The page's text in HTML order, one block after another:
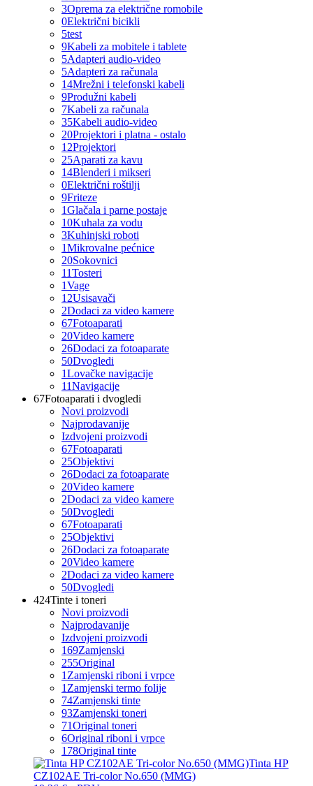
3Oprema za električne romobile
0Električni bicikli
5test
9Kabeli za mobitele i tablete
5Adapteri audio-video
5Adapteri za računala
14Mrežni i telefonski kabeli
9Produžni kabeli
7Kabeli za računala
35Kabeli audio-video
20Projektori i platna - ostalo
12Projektori
25Aparati za kavu
14Blenderi i mikseri
0Električni roštilji
9Friteze
1Glačala i parne postaje
10Kuhala za vodu
3Kuhinjski roboti
1Mikrovalne pećnice
20Sokovnici
11Tosteri
1Vage
12Usisavači
2Dodaci za video kamere
67Fotoaparati
20Video kamere
26Dodaci za fotoaparate
50Dvogledi
1Lovačke navigacije
11Navigacije
67Fotoaparati i dvogledi
Novi proizvodi
Najprodavanije
Izdvojeni proizvodi
67Fotoaparati
25Objektivi
26Dodaci za fotoaparate
20Video kamere
2Dodaci za video kamere
50Dvogledi
67Fotoaparati
25Objektivi
26Dodaci za fotoaparate
20Video kamere
2Dodaci za video kamere
50Dvogledi
424Tinte i toneri
Novi proizvodi
Najprodavanije
Izdvojeni proizvodi
169Zamjenski
255Original
1 Zamjenski riboni i vrpce
1 Zamjenski termo folije
74Zamjenski tinte
93Zamjenski toneri
71Original toneri
6Original riboni i vrpce
178Original tinte
Tinta HP
CZ102AE Tri-color No.650 (MMG)